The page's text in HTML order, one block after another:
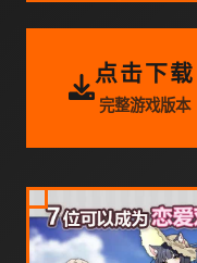
点击下载
完整游戏版本